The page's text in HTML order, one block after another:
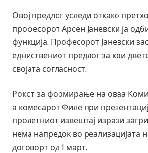
Овој предлог уследи откако
професорот Арсен Јаневски ја
функција. Професорот Јаневски
едниствениот предлог за кои
својата согласност.
Рокот за формирање на оваа
а комесарот Филе при
пролетниот извештај изрази
нема напредок во реализацијата
договорт од 1 март.